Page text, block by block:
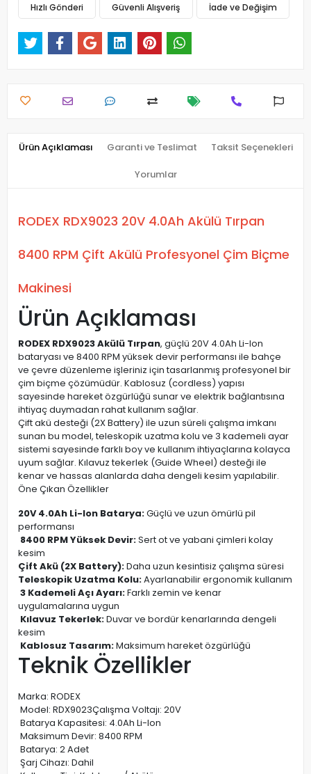
Hızlı Gönderi Güvenli Alışveriş İade ve Değişim
Ürün Açıklaması Garanti ve Teslimat Taksit Seçenekleri
Yorumlar
RODEX RDX9023 20V 4.0Ah Akülü Tırpan
8400 RPM Çift Akülü Profesyonel Çim Biçme
Makinesi
Ürün Açıklaması
RODEX RDX9023 Akülü Tırpan, güçlü 20V 4.0Ah Li-Ion
bataryası ve 8400 RPM yüksek devir performansı ile bahçe
ve çevre düzenleme işleriniz için tasarlanmış profesyonel bir
çim biçme çözümüdür. Kablosuz (cordless) yapısı
sayesinde hareket özgürlüğü sunar ve elektrik bağlantısına
ihtiyaç duymadan rahat kullanım sağlar.
Çift akü desteği (2X Battery) ile uzun süreli çalışma imkanı
sunan bu model, teleskopik uzatma kolu ve 3 kademeli ayar
sistemi sayesinde farklı boy ve kullanım ihtiyaçlarına kolayca
uyum sağlar. Kılavuz tekerlek (Guide Wheel) desteği ile
kenar ve hassas alanlarda daha dengeli kesim yapılabilir.
Öne Çıkan Özellikler
20V 4.0Ah Li-Ion Batarya:Güçlü ve uzun ömürlü pil
performansı
8400 RPM Yüksek Devir:Sert ot ve yabani çimleri kolay
kesim
Çift Akü (2X Battery):Daha uzun kesintisiz çalışma süresi
Teleskopik Uzatma Kolu:Ayarlanabilir ergonomik kullanım
3 Kademeli Açı Ayarı:Farklı zemin ve kenar
uygulamalarına uygun
Kılavuz Tekerlek:Duvar ve bordür kenarlarında dengeli
kesim
Kablosuz Tasarım:Maksimum hareket özgürlüğü
Teknik Özellikler
Marka: RODEX
Model: RDX9023Çalışma Voltajı: 20V
Batarya Kapasitesi: 4.0Ah Li-Ion
Maksimum Devir: 8400 RPM
Batarya: 2 Adet
Şarj Cihazı: Dahil